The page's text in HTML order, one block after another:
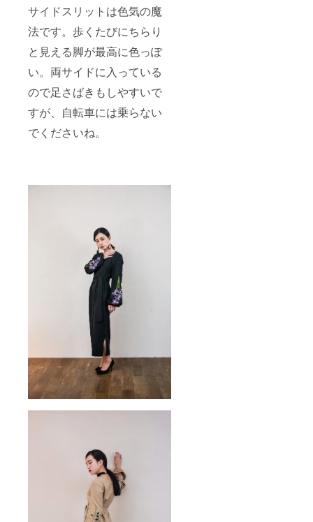
サイドスリットは色気の魔
法です。歩くたびにちらり
と見える脚が最高に色っぽ
い。両サイドに入っている
ので足さばきもしやすいで
すが、自転車には乗らない
でくださいね。